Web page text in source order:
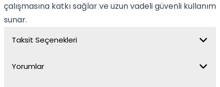
çalışmasına katkı sağlar ve uzun vadeli güvenli kullanım
sunar.
Taksit Seçenekleri
Yorumlar